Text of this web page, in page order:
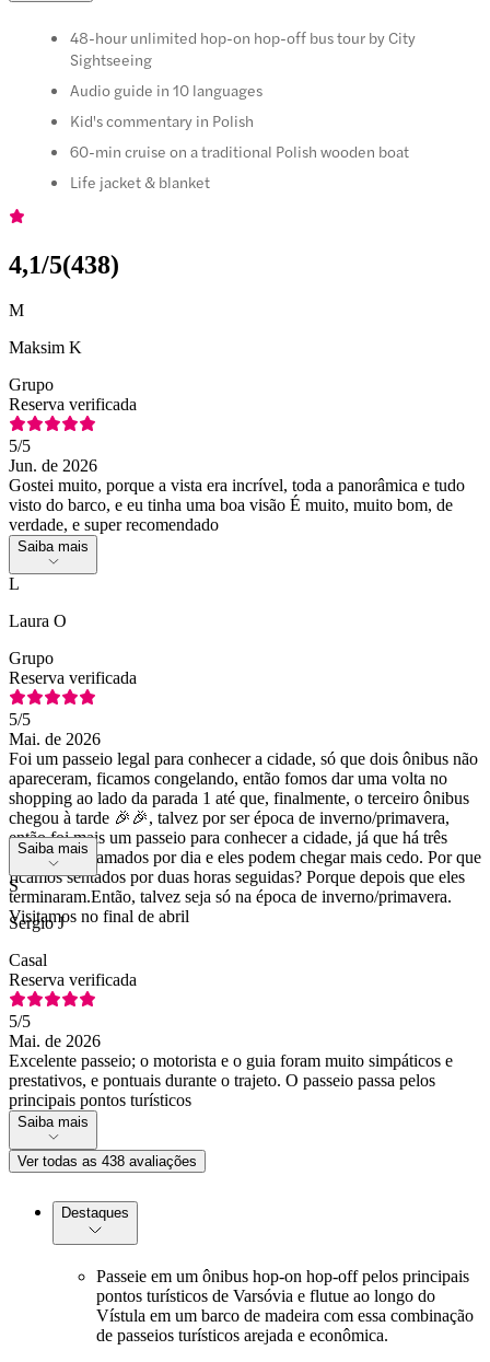
48-hour unlimited hop-on hop-off bus tour by City
Sightseeing
Audio guide in 10 languages
Kid's commentary in Polish
60-min cruise on a traditional Polish wooden boat
Life jacket & blanket
4,1/5(438)
M
Maksim K
Grupo
Reserva verificada
5/5
Jun. de 2026
Gostei muito, porque a vista era incrível, toda a panorâmica e tudo
visto do barco, e eu tinha uma boa visão É muito, muito bom, de
verdade, e super recomendado
Saiba mais
L
Laura O
Grupo
Reserva verificada
5/5
Mai. de 2026
Foi um passeio legal para conhecer a cidade, só que dois ônibus não
apareceram, ficamos congelando, então fomos dar uma volta no
shopping ao lado da parada 1 até que, finalmente, o terceiro ônibus
chegou à tarde 🎉🎉, talvez por ser época de inverno/primavera,
então foi mais um passeio para conhecer a cidade, já que há três
ônibus programados por dia e eles podem chegar mais cedo. Por que
ficamos sentados por duas horas seguidas? Porque depois que eles
terminaram.Então, talvez seja só na época de inverno/primavera.
Visitamos no final de abril
Saiba mais
S
Sergio J
Casal
Reserva verificada
5/5
Mai. de 2026
Excelente passeio; o motorista e o guia foram muito simpáticos e
prestativos, e pontuais durante o trajeto. O passeio passa pelos
principais pontos turísticos
Saiba mais
Ver todas as 438 avaliações
Destaques
Passeie em um ônibus hop-on hop-off pelos principais
pontos turísticos de Varsóvia e flutue ao longo do
Vístula em um barco de madeira com essa combinação
de passeios turísticos arejada e econômica.